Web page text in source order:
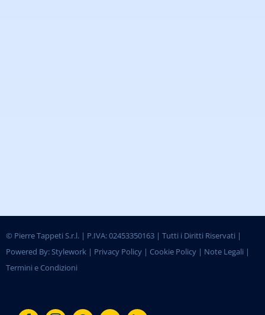
© Pierre Tappeti S.r.l. | P.IVA: 02453350163 | Tutti i Diritti Riservati |
Powered By: Stylework | Privacy Policy| Cookie Policy| Note Legali |
Termini e Condizioni